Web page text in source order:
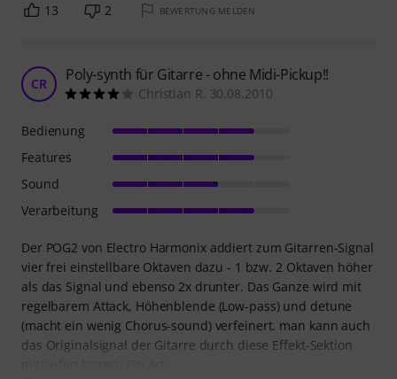
13 2 BEWERTUNG MELDEN
CR Poly-synth für Gitarre - ohne Midi-Pickup!!
Christian R. 30.08.2010
Der POG2 von Electro Harmonix addiert zum Gitarren-Signal
vier frei einstellbare Oktaven dazu - 1 bzw. 2 Oktaven höher
als das Signal und ebenso 2x drunter. Das Ganze wird mit
regelbarem Attack, Höhenblende (Low-pass) und detune
(macht ein wenig Chorus-sound) verfeinert. man kann auch
das Originalsignal der Gitarre durch diese Effekt-Sektion
Bedienung
Features
Sound
Verarbeitung